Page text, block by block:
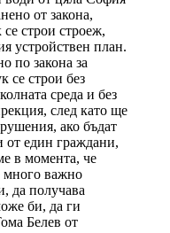
от закона,
се строи строеж,
устройствен план.
по закона за
се строи без
среда и без
след като ще
ако бъдат
от един граждани,
в момента, че
много важно
да получава
би, да ги
Белев от